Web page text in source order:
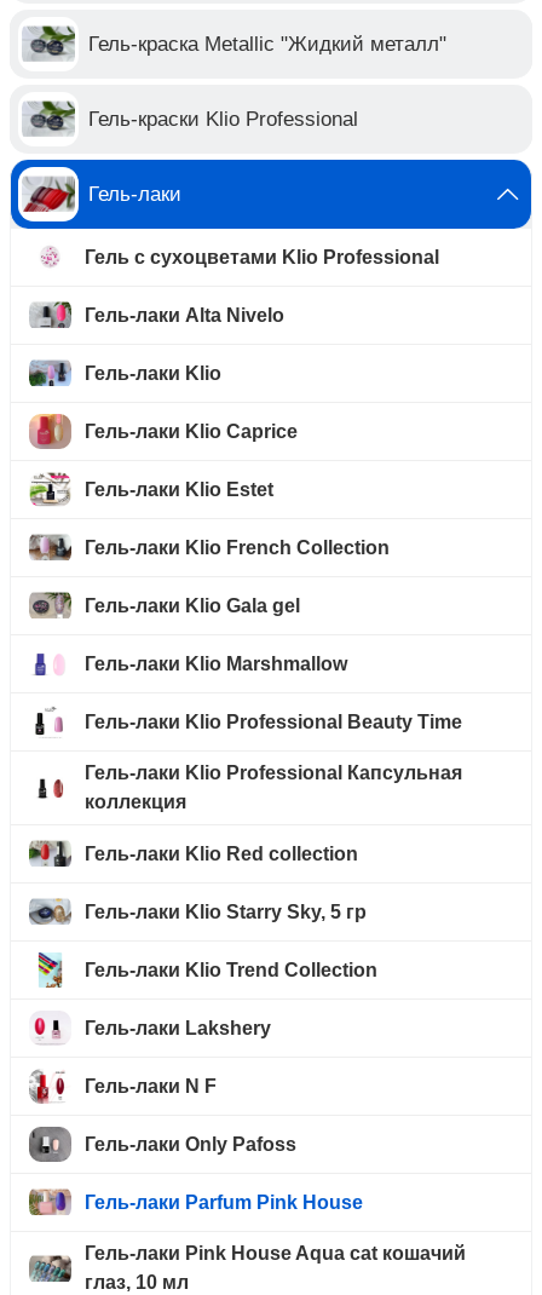
Гель-краска Metallic "Жидкий металл"
Гель-краски Klio Professional
Гель-лаки
Гель с сухоцветами Klio Professional
Гель-лаки Alta Nivelo
Гель-лаки Klio
Гель-лаки Klio Caprice
Гель-лаки Klio Estet
Гель-лаки Klio French Collection
Гель-лаки Klio Gala gel
Гель-лаки Klio Marshmallow
Гель-лаки Klio Professional Beauty Time
Гель-лаки Klio Professional Капсульная
коллекция
Гель-лаки Klio Red collection
Гель-лаки Klio Starry Sky, 5 гр
Гель-лаки Klio Trend Collection
Гель-лаки Lakshery
Гель-лаки N F
Гель-лаки Only Pafoss
Гель-лаки Parfum Pink House
Гель-лаки Pink House Aqua cat кошачий
глаз, 10 мл